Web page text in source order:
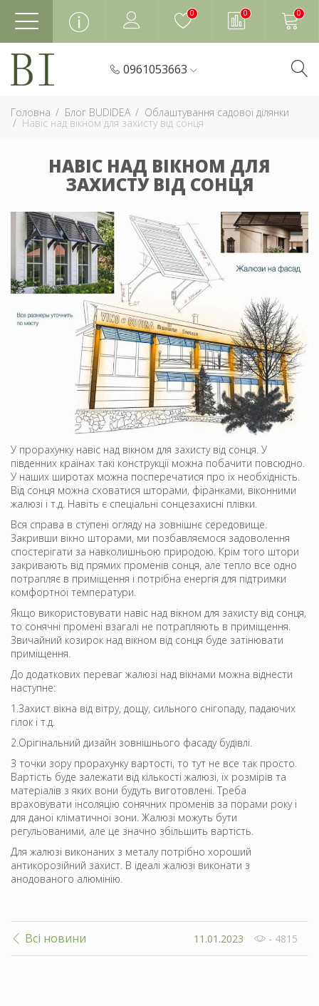
0 0 0
0961053663
Головна Блог BUDIDEA Облаштування садової ділянки
Навіс над вікном для захисту від сонця
НАВІС НАД ВІКНОМ ДЛЯ
ЗАХИСТУ ВІД СОНЦЯ
У прорахунку навіс над вікном для захисту від сонця. У
південних країнах такі конструкції можна побачити повсюдно.
У наших широтах можна посперечатися про їх необхідність.
Від сонця можна сховатися шторами, фіранками, віконними
жалюзі і т.д. Навіть є спеціальні сонцезахисні плівки.
Вся справа в ступені огляду на зовнішнє середовище.
Закривши вікно шторами, ми позбавляємося задоволення
спостерігати за навколишньою природою. Крім того штори
закривають від прямих променів сонця, але тепло все одно
потрапляє в приміщення і потрібна енергія для підтримки
комфортної температури.
Якщо використовувати навіс над вікном для захисту від сонця,
то сонячні промені взагалі не потрапляють в приміщення.
Звичайний козирок над вікном від сонця буде затінювати
приміщення.
До додаткових переваг жалюзі над вікнами можна віднести
наступне:
1.Захист вікна від вітру, дощу, сильного снігопаду, падаючих
гілок і т.д.
2.Орігінальний дизайн зовнішнього фасаду будівлі.
З точки зору прорахунку вартості, то тут не все так просто.
Вартість буде залежати від кількості жалюзі, їх розмірів та
матеріалів з яких вони будуть виготовлені. Треба
враховувати інсоляцію сонячних променів за порами року і
для даної кліматичної зони. Жалюзі можуть бути
регульованими, але це значно збільшить вартість.
Для жалюзі виконаних з металу потрібно хороший
антикорозійний захист. В ідеалі жалюзі виконати з
анодованого алюмінію.
Всі новини 11.01.2023 - 4815